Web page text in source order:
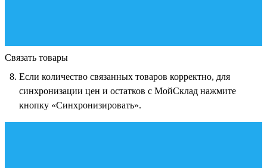
Связать товары
Если количество связанных товаров корректно, для
синхронизации цен и остатков с МойСклад нажмите
кнопку «Синхронизировать».